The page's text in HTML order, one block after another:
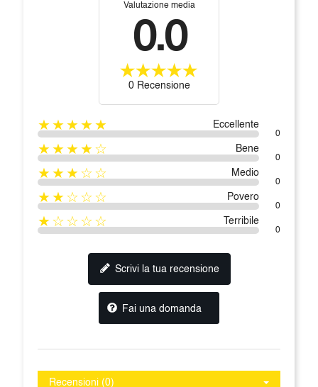
Valutazione media
0.0
0 Recensione
★★★★★ Eccellente
0
★★★★☆ Bene
0
★★★☆☆ Medio
0
★★☆☆☆ Povero
0
★☆☆☆☆ Terribile
0
Scrivi la tua recensione
Fai una domanda
Recensioni (0)